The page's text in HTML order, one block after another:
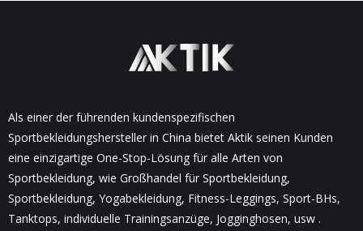
Als einer der führenden kundenspezifischen
Sportbekleidungshersteller in China bietet Aktik seinen Kunden
eine einzigartige One-Stop-Lösung für alle Arten von
Sportbekleidung, wie Großhandel für Sportbekleidung,
Sportbekleidung, Yogabekleidung, Fitness-Leggings, Sport-BHs,
Tanktops, individuelle Trainingsanzüge, Jogginghosen, usw .